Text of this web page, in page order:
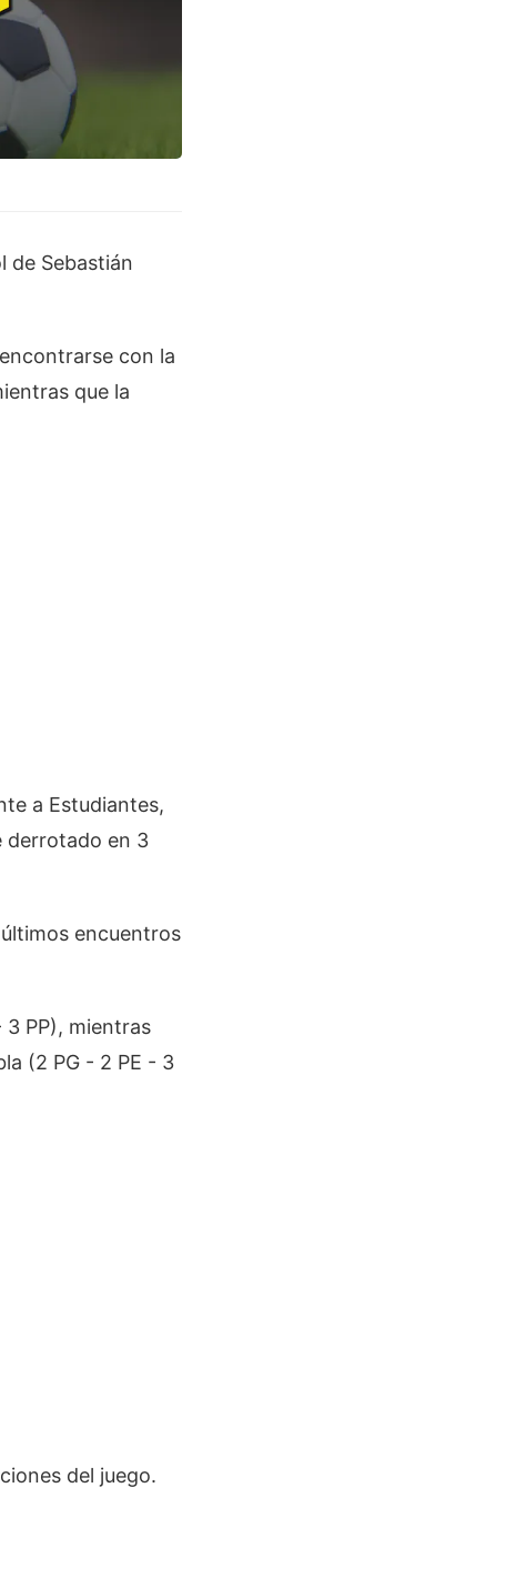
de Sebastián
con la
que la
a Estudiantes,
derrotado en 3
encuentros
PP), mientras
(2 PG - 2 PE - 3
del juego.